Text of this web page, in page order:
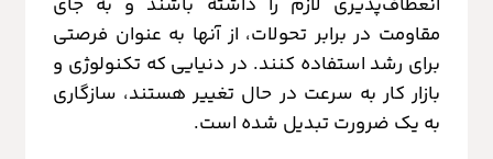
مقاومت در برابر تحولات، از آنها به عنوان فرصتی
برای رشد استفاده کنند. در دنیایی که تکنولوژی و
بازار کار به سرعت در حال تغییر هستند، سازگاری
به یک ضرورت تبدیل شده است.